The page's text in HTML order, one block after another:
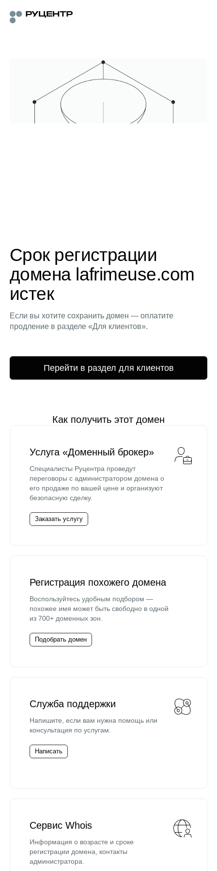
Срок регистрации
домена lafrimeuse.com
истек
Если вы хотите сохранить домен — оплатите
продление в разделе «Для клиентов».
Перейти в раздел для клиентов
Как получить этот домен
Услуга «Доменный брокер»
Специалисты Руцентра проведут
переговоры с администратором домена о
его продаже по вашей цене и организуют
безопасную сделку.
Заказать услугу
Регистрация похожего домена
Воспользуйтесь удобным подбором —
похожее имя может быть свободно в одной
из 700+ доменных зон.
Подобрать домен
Служба поддержки
Напишите, если вам нужна помощь или
консультация по услугам.
Написать
Сервис Whois
Информация о возрасте и сроке
регистрации домена, контакты
администратора.